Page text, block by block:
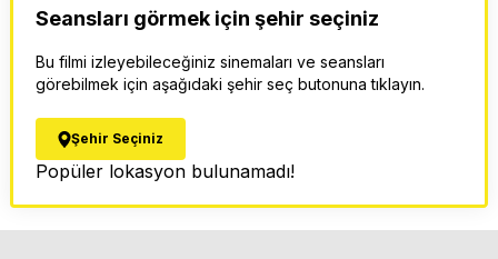
Seansları görmek için şehir seçiniz
Bu filmi izleyebileceğiniz sinemaları ve seansları
görebilmek için aşağıdaki şehir seç butonuna tıklayın.
Şehir Seçiniz
Popüler lokasyon bulunamadı!